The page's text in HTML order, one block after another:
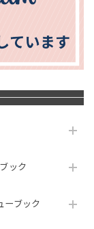
ック
ーブック